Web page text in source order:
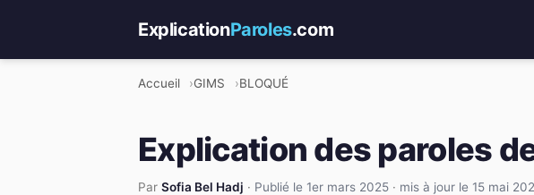
ExplicationParoles.com
Accueil GIMS BLOQUÉ
Explication des paroles de
Par Sofia Bel Hadj · Publié le 1er mars 2025 · mis à jour le 15 mai